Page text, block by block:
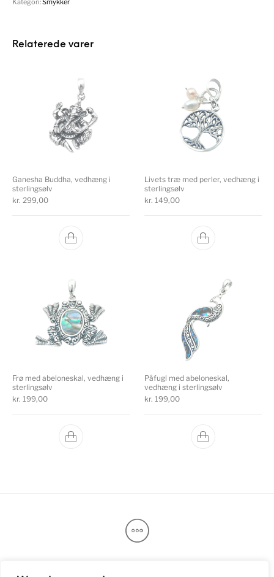
Kategori:Smykker
Relaterede varer
Ganesha Buddha, vedhæng i
sterlingsølv
kr. 299,00
Livets træ med perler, vedhæng i
sterlingsølv
kr. 149,00
Frø med abeloneskal, vedhæng i
sterlingsølv
kr. 199,00
Påfugl med abeloneskal,
vedhæng i sterlingsølv
kr. 199,00